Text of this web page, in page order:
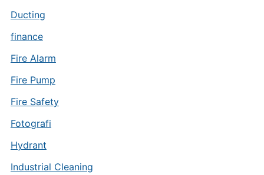
Ducting
finance
Fire Alarm
Fire Pump
Fire Safety
Fotografi
Hydrant
Industrial Cleaning